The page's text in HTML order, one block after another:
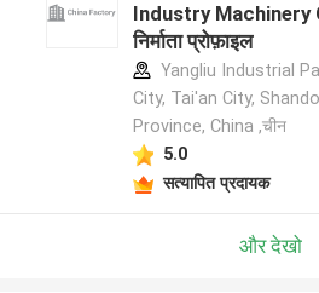
Industry Machinery
निर्माता प्रोफ़ाइल
Yangliu Industrial
City, Tai'an City,
Province, China ,चीन
5.0
सत्यापित प्रदायक
और देखो